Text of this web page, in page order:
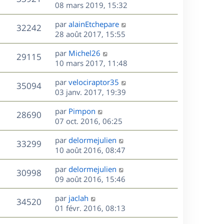
e
s
a
g
e
m
e
s
s
a
g
e
s
i
e
r
m
e
s
s
a
g
e
u
e
e
r
n
i
e
r
m
e
s
s
a
g
e
08 mars 2019, 15:32
32242V
u
D
e
r
n
i
e
r
m
e
s
s
a
g
e
par alainEtchepare
28 août 2017, 15:55
29115V
u
s
D
e
r
n
i
e
r
m
e
s
s
a
g
e
par Michel26
10 mars 2017, 11:48
35094V
u
s
D
e
r
n
i
e
r
m
e
s
s
a
g
e
par velociraptor35
03 janv. 2017, 19:39
28690V
u
s
D
e
r
n
i
e
r
m
e
s
s
a
par Pimpon
07 oct. 2016, 06:25
33299V
u
e
s
D
e
r
n
i
e
r
m
e
par delormejulien
10 août 2016, 08:47
30998V
u
D
e
r
n
i
e
par delormejulien
09 août 2016, 15:46
34520V
u
D
e
r
par jaclah
01 févr. 2016, 08:13